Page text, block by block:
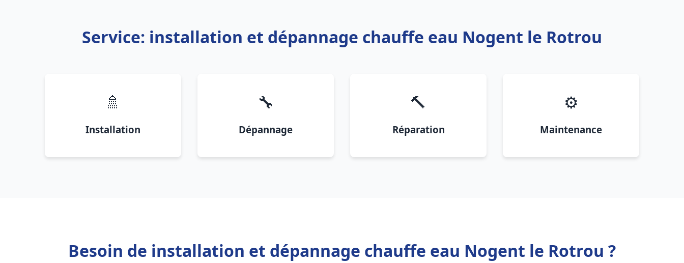
Service: installation et dépannage chauffe eau Nogent le Rotrou
🚿
Installation
🔧
Dépannage
🔨
Réparation
⚙️
Maintenance
Besoin de installation et dépannage chauffe eau Nogent le Rotrou ?